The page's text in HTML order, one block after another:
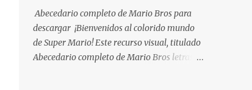
busca combinar funcionalidad y estética,
logrando que cualquier institución educativa
proyecte una imagen más organizada y
profesional. ¿Por qué son importantes los
Abecedario completo de Mario Bros para
descargar ¡Bienvenidos al colorido mundo
de Super Mario! Este recurso visual, titulado
Abecedario completo de Mario Bros letras